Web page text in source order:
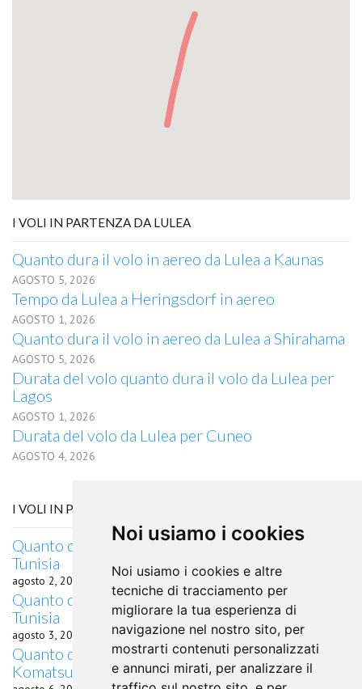
Noi usiamo i cookies
Noi usiamo i cookies e altre
tecniche di tracciamento per
migliorare la tua esperienza di
navigazione nel nostro sito, per
mostrarti contenuti personalizzati
e annunci mirati, per analizzare il
I VOLI IN PARTENZA DA LULEA
Quanto dura il volo in aereo da Lulea a Kaunas
AGOSTO 5, 2026
Tempo da Lulea a Heringsdorf in aereo
AGOSTO 1, 2026
Quanto dura il volo in aereo da Lulea a Shirahama
AGOSTO 5, 2026
Durata del volo quanto dura il volo da Lulea per
Lagos
AGOSTO 1, 2026
Durata del volo da Lulea per Cuneo
AGOSTO 4, 2026
I VOLI IN PARTENZA DA TUNISI
Quanto dura il volo da Tunisi, Grecia per Mitilene,
Tunisia
agosto 2, 2026
Quanto dura il volo da Tunisi, Brasile per Macaé,
Tunisia
agosto 3, 2026
Quanto dura il volo da Tunisi, Giappone per
Komatsu, Tunisia